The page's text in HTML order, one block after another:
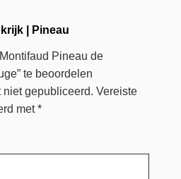
| Pineau
Pineau de
te beoordelen
gepubliceerd. Vereiste
met*